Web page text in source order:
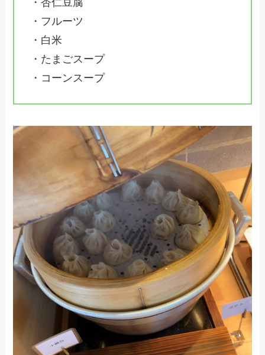
・杏仁豆腐
・フルーツ
・白米
・たまごスープ
・コーンスープ